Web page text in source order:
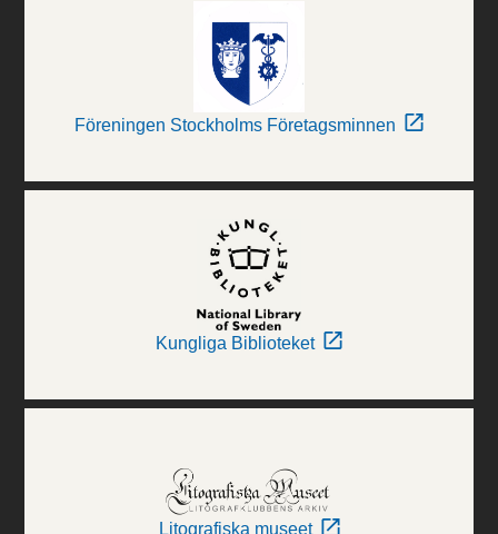
Föreningen Stockholms Företagsminnen
Kungliga Biblioteket
Litografiska museet